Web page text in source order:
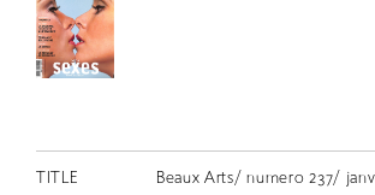
CONTACT
TITLE Beaux Arts/ numero 237/